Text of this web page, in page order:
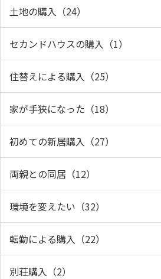
土地の購入（24）
セカンドハウスの購入（1）
住替えによる購入（25）
家が手狭になった（18）
初めての新居購入（27）
両親との同居（12）
環境を変えたい（32）
転勤による購入（22）
別荘購入（2）